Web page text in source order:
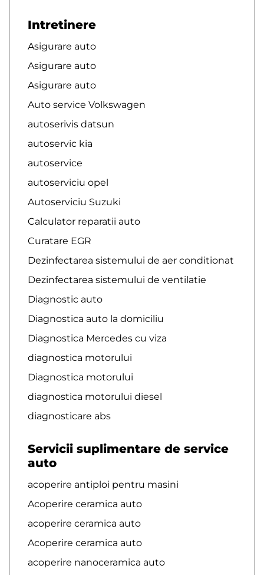
Intretinere
Asigurare auto
Asigurare auto
Asigurare auto
Auto service Volkswagen
autoserivis datsun
autoservic kia
autoservice
autoserviciu opel
Autoserviciu Suzuki
Calculator reparatii auto
Curatare EGR
Dezinfectarea sistemului de aer conditionat
Dezinfectarea sistemului de ventilatie
Diagnostic auto
Diagnostica auto la domiciliu
Diagnostica Mercedes cu viza
diagnostica motorului
Diagnostica motorului
diagnostica motorului diesel
diagnosticare abs
Servicii suplimentare de service
auto
acoperire antiploi pentru masini
Acoperire ceramica auto
acoperire ceramica auto
Acoperire ceramica auto
acoperire nanoceramica auto